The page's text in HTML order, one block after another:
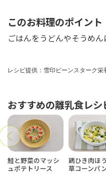
このお料理のポイント
ごはんをうどんやそうめん
レシピ提供：雪印ビーンスターク栄
おすすめの離乳食レシ
鮭と野菜のマッシ
ュポテトリース
鶏ひき肉ほ
草コーンパ